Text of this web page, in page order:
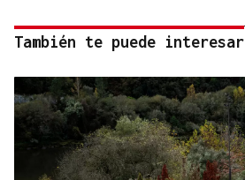
También te puede interesar